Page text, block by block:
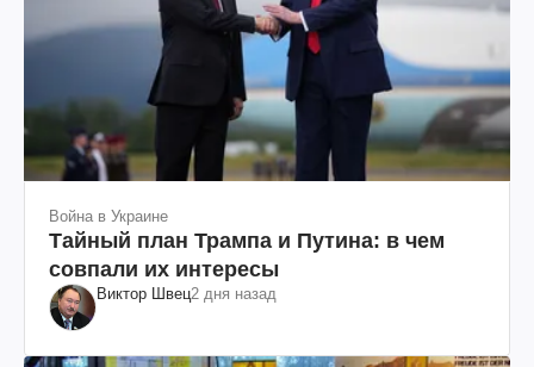
Война в Украине
Тайный план Трампа и Путина: в чем
совпали их интересы
Виктор Швец2 дня назад